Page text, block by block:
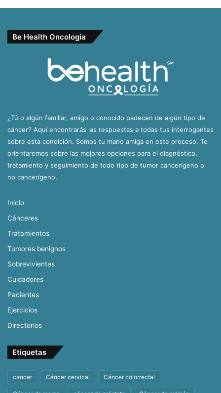
Be Health Oncología
¿Tú o algún familiar, amigo o conocido padecen de algún tipo de
cáncer? Aquí encontrarás las respuestas a todas tus interrogantes
sobre esta condición. Somos tu mano amiga en este proceso. Te
orientaremos sobre las mejores opciones para el diagnóstico,
tratamiento y seguimiento de todo tipo de tumor cancerígeno o
no cancerígeno.
Inicio
Cánceres
Tratamientos
Tumores benignos
Sobrevivientes
Cuidadores
Pacientes
Ejercicios
Directorios
Etiquetas
cancer Cáncer cervical Cáncer colorrectal